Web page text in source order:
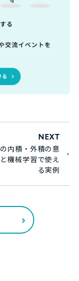
NEXT
内積・外積の意
機械学習で使え
る実例